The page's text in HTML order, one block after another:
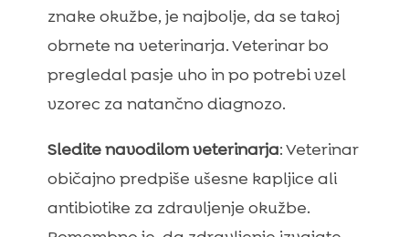
znake okužbe, je najbolje, da se takoj
obrnete na veterinarja. Veterinar bo
pregledal pasje uho in po potrebi vzel
vzorec za natančno diagnozo.
Sledite navodilom veterinarja: Veterinar
običajno predpiše ušesne kapljice ali
antibiotike za zdravljenje okužbe.